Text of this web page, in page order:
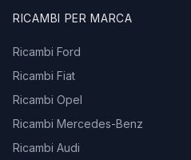
RICAMBI PER MARCA
Ricambi Ford
Ricambi Fiat
Ricambi Opel
Ricambi Mercedes-Benz
Ricambi Audi